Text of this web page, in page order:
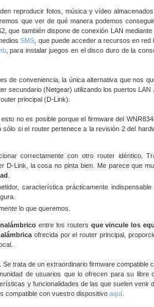
reproducir fotos, música y vídeo
que ver de qué manera podemos
que también dispone de conexión LAN
SMS , que puede acceder a recursos en
, para instalar juegos en el disco duro de la
de conveniencia, la única alternativa que nos
secundario (Netgear) utilizando los puertos
principal (D-Link).
no es posible porque el firmware del
sólo si el router pertenece a la revisión 2 del
correctamente con otro router idéntico.
D-Link, la cosa no pinta bien. Me parece que
característica prácticamente
lo que queremos.
entre los routers que vincule los
ofrecida por el router principal,
Se trata de un extraordinario firmware compatible
de usuarios que lo ofrecen para su libre
y funcionalidades de las que suelen venir
compatible con vuestro dispositivo aquí.